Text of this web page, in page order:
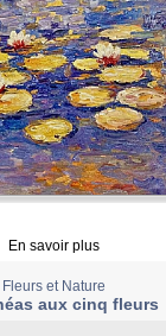
En savoir plus
Fleurs et Nature
aux cinq fleurs